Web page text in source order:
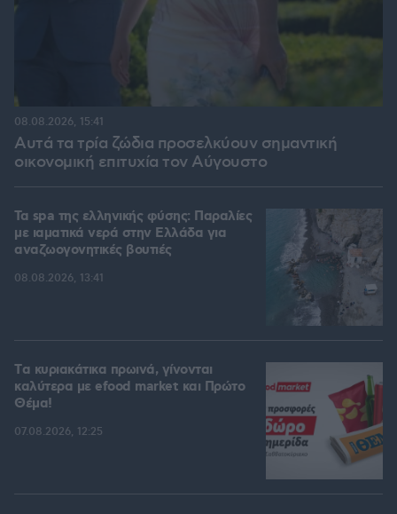
Αυτά τα τρία ζώδια προσελκύουν σημαντική
οικονομική επιτυχία τον Αύγουστο
08.08.2026, 15:41
Τα spa της ελληνικής φύσης: Παραλίες
με ιαματικά νερά στην Ελλάδα για
αναζωογονητικές βουτιές
08.08.2026, 13:41
Tα κυριακάτικα πρωινά, γίνονται
καλύτερα με efood market και Πρώτο
Θέμα!
07.08.2026, 12:25